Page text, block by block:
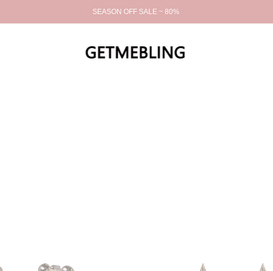
SEASON OFF SALE ~ 80%